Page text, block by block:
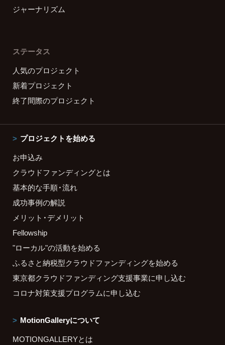
ジャーナリズム
ステータス
人気のプロジェクト
新着プロジェクト
終了間際のプロジェクト
プロジェクトを始める
お申込み
クラウドファンディングとは
基本的な手順・流れ
成功事例の解説
メリット・デメリット
Fellowship
"ローカル"の活動を始める
ふるさと納税型クラウドファンディングを始める
東京都クラウドファンディング支援事業に申し込む
コロナ対策支援プログラムに申し込む
MotionGalleryについて
MOTIONGALLERYとは